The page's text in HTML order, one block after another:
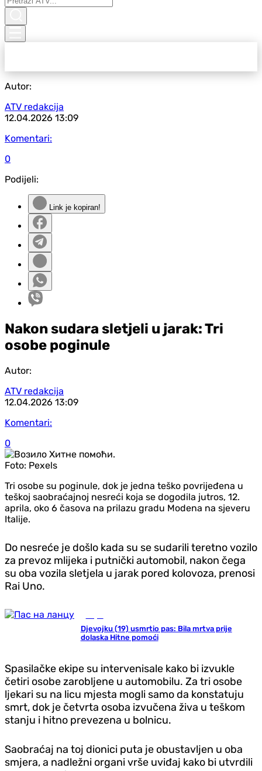
Autor:
ATV redakcija
12.04.2026 13:09
Komentari:
0
Podijeli:
Link je kopiran!
Nakon sudara sletjeli u jarak: Tri
osobe poginule
Autor:
ATV redakcija
12.04.2026 13:09
Komentari:
0
Foto: Pexels
Tri osobe su poginule, dok je jedna teško povrijeđena u
teškoj saobraćajnoj nesreći koja se dogodila jutros, 12.
aprila, oko 6 časova na prilazu gradu Modena na sjeveru
Italije.
Do nesreće je došlo kada su se sudarili teretno vozilo
za prevoz mlijeka i putnički automobil, nakon čega
su oba vozila sletjela u jarak pored kolovoza, prenosi
Rai Uno.
Djevojku (19) usmrtio pas: Bila mrtva prije
dolaska Hitne pomoći
Spasilačke ekipe su intervenisale kako bi izvukle
četiri osobe zarobljene u automobilu. Za tri osobe
ljekari su na licu mjesta mogli samo da konstatuju
smrt, dok je četvrta osoba izvučena živa u teškom
stanju i hitno prevezena u bolnicu.
Saobraćaj na toj dionici puta je obustavljen u oba
smjera, a nadležni organi vrše uviđaj kako bi utvrdili